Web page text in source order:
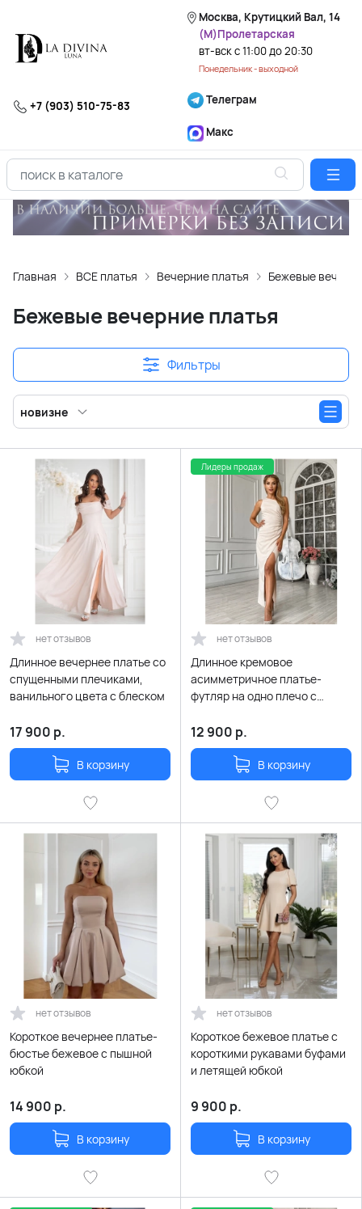
Москва, Крутицкий Вал, 14
(М)Пролетарская
вт-вск с 11:00 до 20:30
Понедельник - выходной
+7 (903) 510-75-83 Телеграм
Макс
Главная ВСЕ платья Вечерние платья Бежевые
Бежевые вечерние платья
Фильтры
новизне
нет отзывов
Длинное вечернее платье со
спущенными плечиками,
ванильного цвета с блеском
17 900 р.
В корзину
Лидеры продаж
нет отзывов
Длинное кремовое
асимметричное платье-
футляр на одно плечо с
12 900 р.
В корзину
нет отзывов
Короткое вечернее платье-
бюстье бежевое с пышной
юбкой
14 900 р.
В корзину
нет отзывов
Короткое бежевое платье с
короткими рукавами буфами
и летящей юбкой
9 900 р.
В корзину